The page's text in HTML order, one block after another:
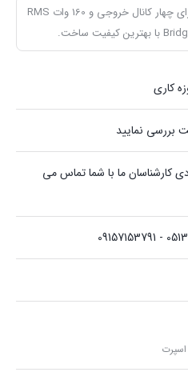
آمپ مکسیدر مدل MX-AP4160 دارای چهار کانال خروجی و 160 وات RMS
بررسی نمایید
کارشناسان ما با شما تماس می
اسپرت